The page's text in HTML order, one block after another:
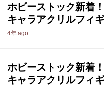
ホビーストック新着
キャラアクリルフィ
4年 ago
ホビーストック新着
キャラアクリルフィ